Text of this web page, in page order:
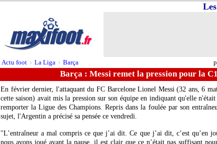
Actu foot > La Liga > Barça
Barça : Messi remet la pression pour la C1
En février dernier, l'attaquant du FC BarceloneLionel Messi(32 ans, 6
cette saison) avait mis la pression sur son équipe en indiquant qu'elle
remporter la Ligue des Champions. Repris dans la foulée par son
sujet, l'Argentin a précisé sa pensée ce vendredi.
"L’entraîneur a mal compris ce que j’ai dit. Ce que j’ai dit, c’est qu’en
nous avons joué avant la pause, il est clair que ce n’était pas suffisant